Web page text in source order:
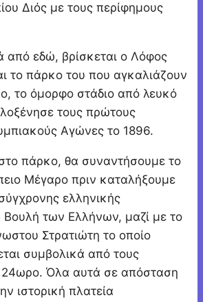
Διός με τους περίφημους
από εδώ, βρίσκεται ο Λόφος
το πάρκο του που αγκαλιάζουν
το όμορφο στάδιο από λευκό
τους πρώτους
Αγώνες το 1896.
πάρκο, θα συναντήσουμε το
Μέγαρο πριν καταλήξουμε
ελληνικής
Βουλή των Ελλήνων, μαζί με το
Στρατιώτη το οποίο
συμβολικά από τους
24ωρο. Όλα αυτά σε απόσταση
ιστορική πλατεία